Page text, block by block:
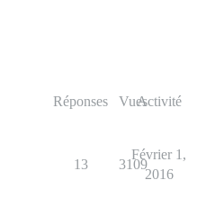
Réponses VuesActivité
13 3109
Février 1,
2016